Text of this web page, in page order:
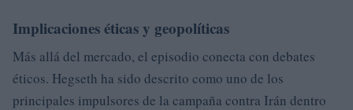
Implicaciones éticas y geopolíticas
Más allá del mercado, el episodio conecta con debates
éticos. Hegseth ha sido descrito como uno de los
principales impulsores de la campaña contra Irán dentro